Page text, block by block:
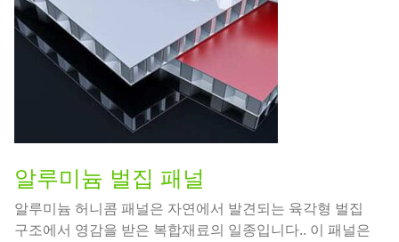
알루미늄 벌집 패널
알루미늄 허니콤 패널은 자연에서 발견되는 육각형 벌집
구조에서 영감을 받은 복합재료의 일종입니다.. 이 패널은